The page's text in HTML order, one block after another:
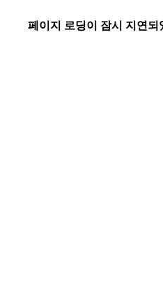
페이지 로딩이 잠시 지연